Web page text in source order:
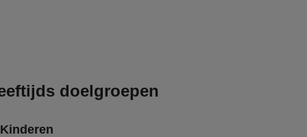
doelgroepen
Kinderen